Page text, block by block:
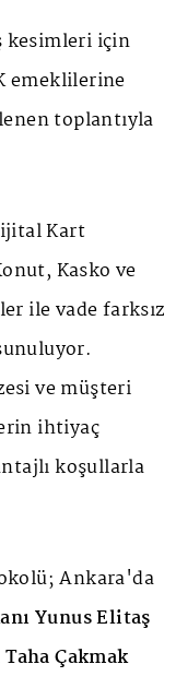
kesimleri için
emeklilerine
toplantıyla
Kart
Kasko ve
ile vade farksız
ve müşteri
ihtiyaç
koşullarla
Ankara'da
Yunus Elitaş
Çakmak